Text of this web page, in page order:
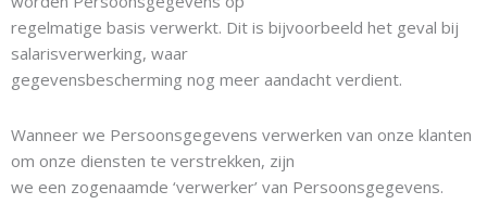
regelmatige basis verwerkt. Dit is bijvoorbeeld het geval bij
salarisverwerking, waar
gegevensbescherming nog meer aandacht verdient.
Wanneer we Persoonsgegevens verwerken van onze klanten
om onze diensten te verstrekken, zijn
we een zogenaamde ‘verwerker’ van Persoonsgegevens.